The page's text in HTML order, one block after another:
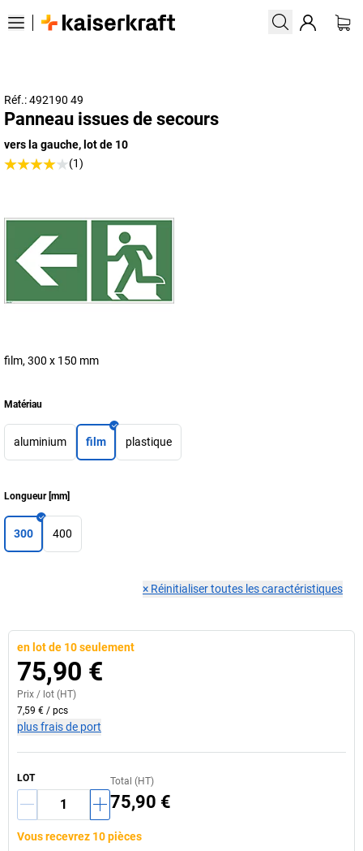
Réf.: 492190 49
Panneau issues de secours
vers la gauche, lot de 10
(1)
film, 300 x 150 mm
Matériau
aluminium film plastique
Longueur[mm]
300 400
× Réinitialiser toutes les caractéristiques
en lot de 10 seulement
75,90 €
Prix / lot (HT)
7,59 € / pcs
plus frais de port
LOT Total (HT)
75,90 €
Vous recevrez 10 pièces